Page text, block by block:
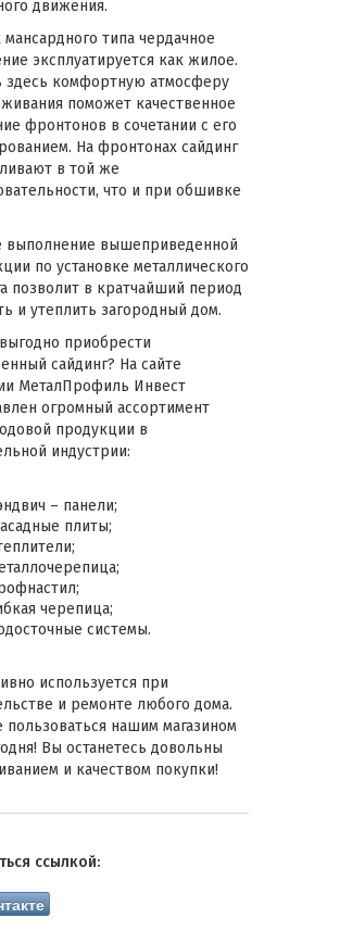
движения.
мансардного типа чердачное
эксплуатируется как жилое.
здесь комфортную атмосферу
поможет качественное
фронтонов в сочетании с его
На фронтонах сайдинг
в той же
что и при обшивке
выполнение вышеприведенной
по установке металлического
позволит в кратчайший период
и утеплить загородный дом.
приобрести
сайдинг? На сайте
МеталПрофиль Инвест
огромный ассортимент
продукции в
индустрии:
– панели;
плиты;
черепица;
системы.
используется при
и ремонте любого дома.
пользоваться нашим магазином
Вы останетесь довольны
и качеством покупки!
ссылкой: